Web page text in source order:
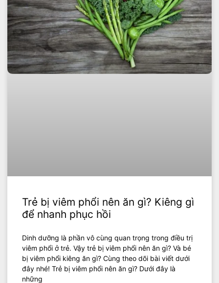
Trẻ bị viêm phổi nên ăn gì? Kiêng gì
để nhanh phục hồi
Dinh dưỡng là phần vô cùng quan trọng trong điều trị
viêm phổi ở trẻ. Vậy trẻ bị viêm phổi nên ăn gì? Và bé
bị viêm phổi kiêng ăn gì? Cùng theo dõi bài viết dưới
đây nhé! Trẻ bị viêm phổi nên ăn gì? Dưới đây là
những